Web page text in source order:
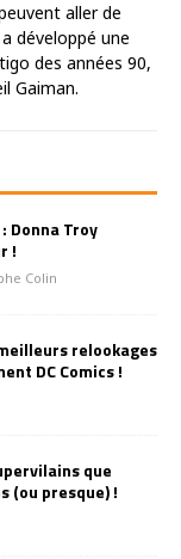
aller de
développé une
des années 90,
Gaiman.
Donna Troy
!
Colin
relookages
DC Comics !
que
(ou presque) !